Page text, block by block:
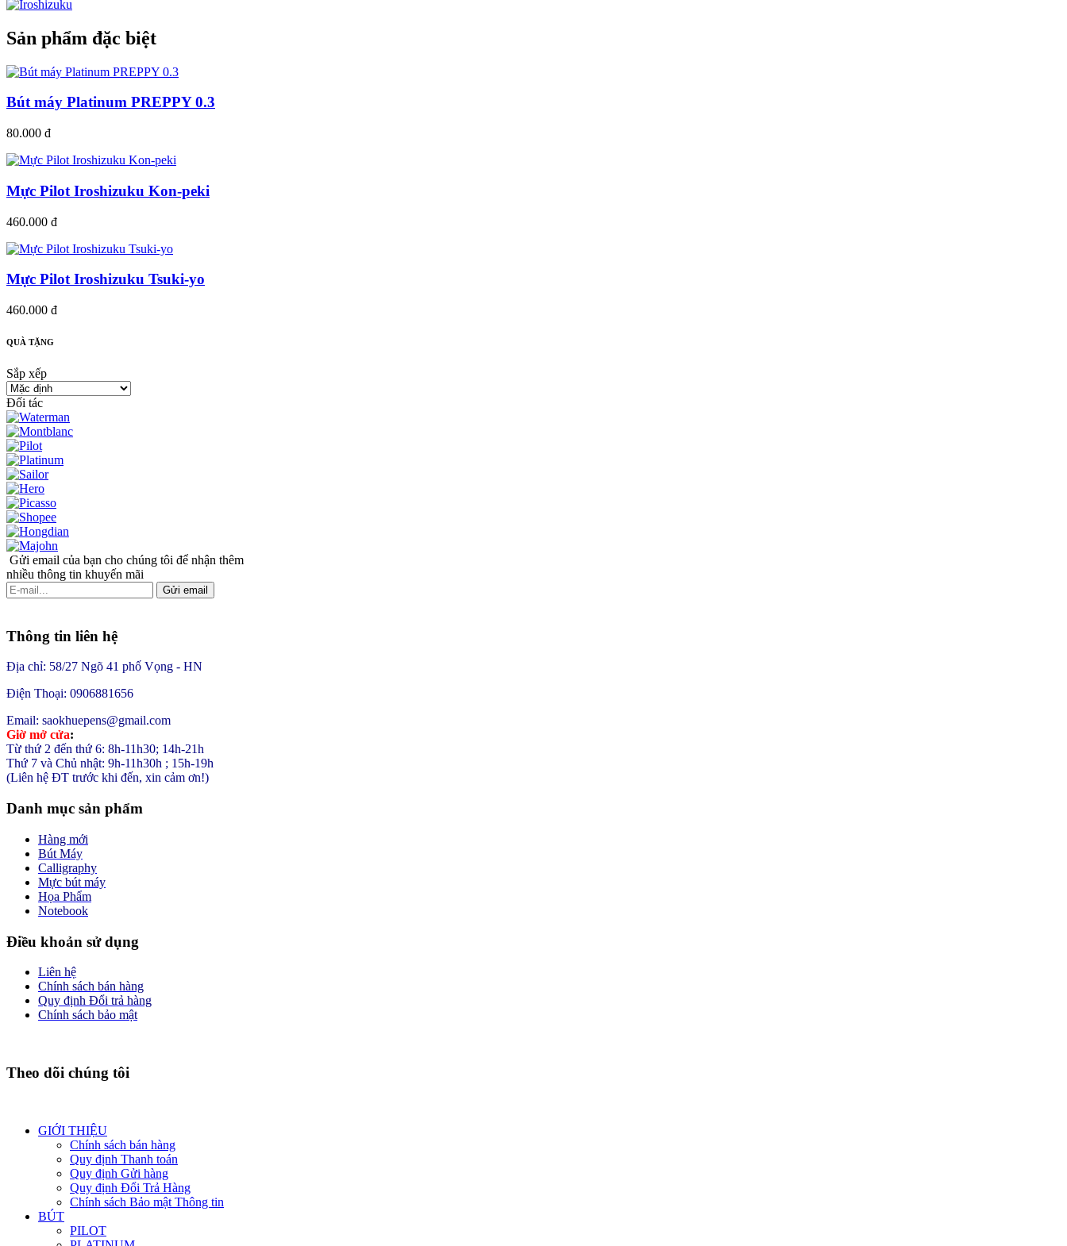
Sản phẩm đặc biệt
Bút máy Platinum PREPPY 0.3
80.000 đ
Mực Pilot Iroshizuku Kon-peki
460.000 đ
Mực Pilot Iroshizuku Tsuki-yo
460.000 đ
QUÀ TẶNG
Sắp xếp
Đối tác
Gửi email của bạn cho chúng tôi để nhận thêm
nhiều thông tin khuyến mãi
Gửi email
Thông tin liên hệ
Địa chỉ: 58/27 Ngõ 41 phố Vọng - HN
Điện Thoại: 0906881656
Email: saokhuepens@gmail.com
Giờ mở cửa:
Từ thứ 2 đến thứ 6: 8h-11h30; 14h-21h
Thứ 7 và Chủ nhật: 9h-11h30h ; 15h-19h
(Liên hệ ĐT trước khi đến, xin cảm ơn!)
Danh mục sản phẩm
Hàng mới
Bút Máy
Calligraphy
Mực bút máy
Họa Phẩm
Notebook
Điều khoản sử dụng
Liên hệ
Chính sách bán hàng
Quy định Đổi trả hàng
Chính sách bảo mật
Theo dõi chúng tôi
GIỚI THIỆU
Chính sách bán hàng
Quy định Thanh toán
Quy định Gửi hàng
Quy định Đổi Trả Hàng
Chính sách Bảo mật Thông tin
BÚT
PILOT